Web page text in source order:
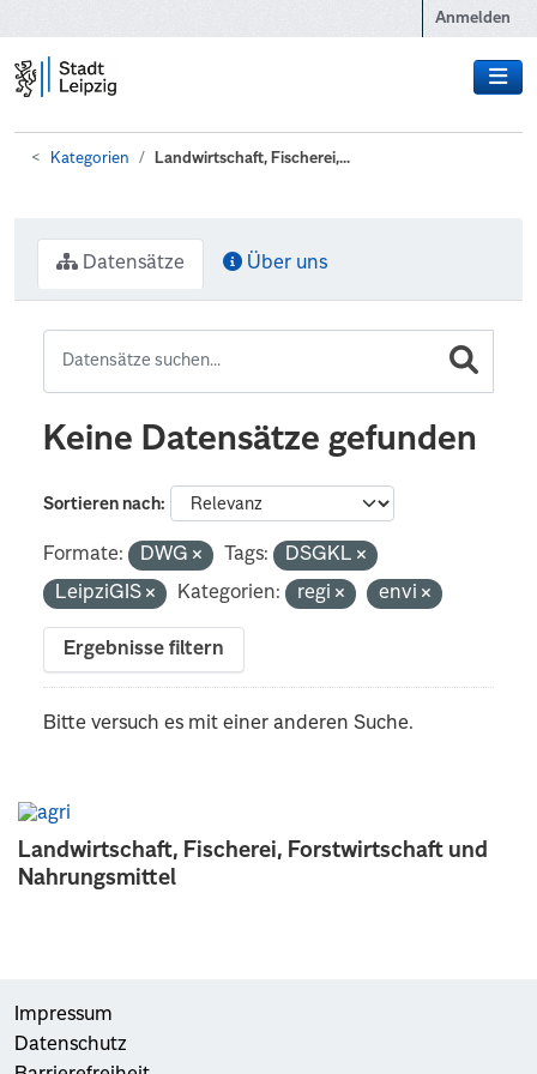
Anmelden
Kategorien Landwirtschaft, Fischerei,...
Landwirtschaft, Fischerei, Forstwirtschaft und
Nahrungsmittel
Datensätze Über uns
Keine Datensätze gefunden
Sortieren nach
Formate: DWG Tags:
DSGKL
LeipziGIS
Kategorien: regi envi
Ergebnisse filtern
Bitte versuch es mit einer anderen Suche.
Impressum
Datenschutz